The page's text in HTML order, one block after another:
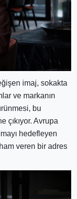
imaj, sokakta
ve markanın
bu
çıkıyor. Avrupa
hedefleyen
veren bir adres